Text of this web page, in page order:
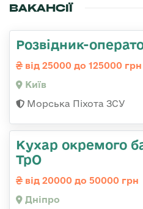
ВАКАНСІЇ
Розвідник-
від 25000 до 125000 грн
Київ
Морська Піхота ЗСУ
Кухар окремого
ТрО
від 20000 до 50000 грн
Дніпро